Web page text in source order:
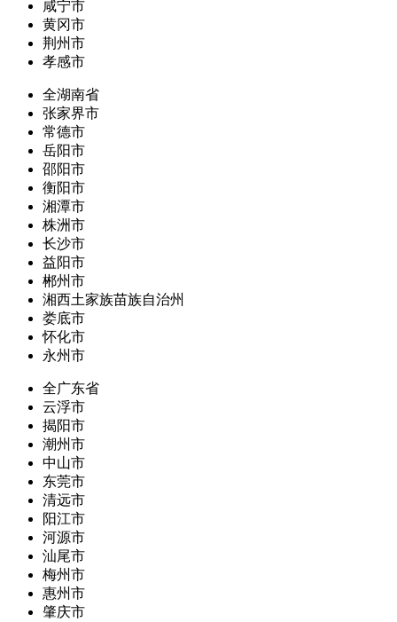
咸宁市
黄冈市
荆州市
孝感市
全湖南省
张家界市
常德市
岳阳市
邵阳市
衡阳市
湘潭市
株洲市
长沙市
益阳市
郴州市
湘西土家族苗族自治州
娄底市
怀化市
永州市
全广东省
云浮市
揭阳市
潮州市
中山市
东莞市
清远市
阳江市
河源市
汕尾市
梅州市
惠州市
肇庆市